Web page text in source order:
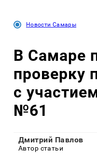
Новости Самары
В Самаре
проверку
с
№61
Дмитрий Павлов
Автор статьи